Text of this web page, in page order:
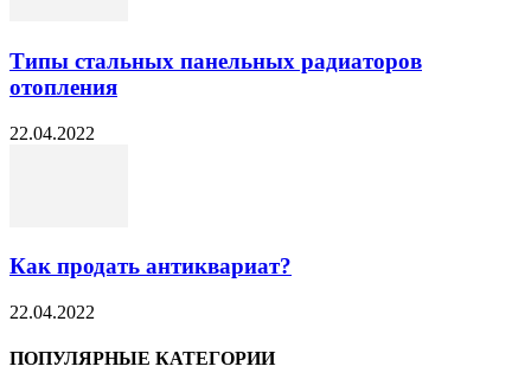
Типы стальных панельных радиаторов
отопления
22.04.2022
Как продать антиквариат?
22.04.2022
ПОПУЛЯРНЫЕ КАТЕГОРИИ